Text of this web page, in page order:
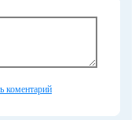
коментарий